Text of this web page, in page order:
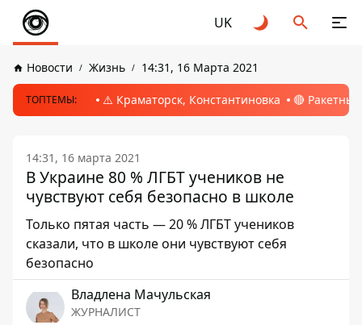
UK
Новости Жизнь 14:31, 16 Марта 2021
ТОПТЕМЫ: ⚠️ Краматорск, Константиновка 🔴
14:31, 16 марта 2021
В Украине 80 % ЛГБТ учеников не
чувствуют себя безопасно в школе
Только пятая часть — 20 % ЛГБТ учеников
сказали, что в школе они чувствуют себя
безопасно
Владлена Мачульская
ЖУРНАЛИСТ